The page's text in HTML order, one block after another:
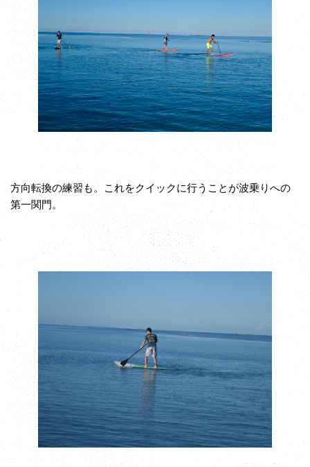
方向転換の練習も。これをクイックに行うことが波乗りへの
第一関門。